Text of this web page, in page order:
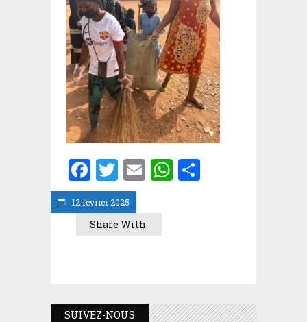
12 février 2025
Facebook
Twitter
EmailWhatsApp
Share With:
SUIVEZ-NOUS